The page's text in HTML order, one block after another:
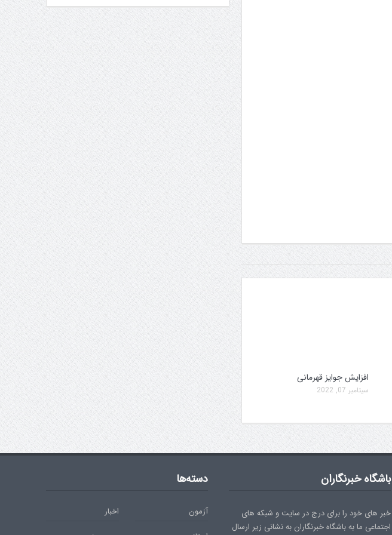
افزایش جوایز قهرمانی
سپتامبر 07, 2022
باشگاه خبرنگاران
خبر های خود را برای درج در سایت و شبکه های
اجتماعی ما به باشگاه خبرنگاران به نشانی زیر ارسال
دسته‌ها
آزمون
اخبار